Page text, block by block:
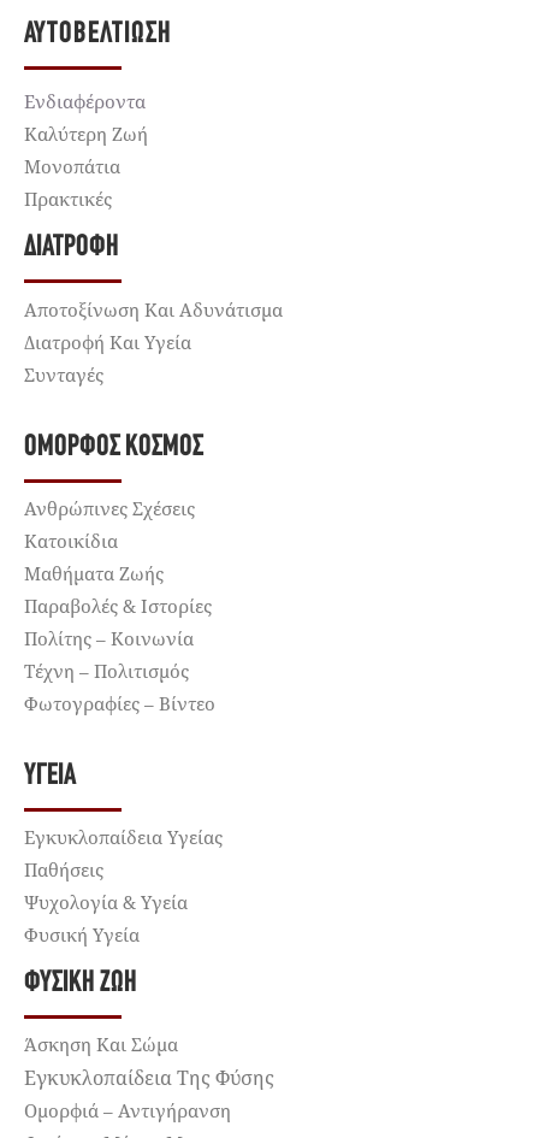
ΑΥΤΟΒΕΛΤΊΩΣΗ
Ενδιαφέροντα
Καλύτερη Ζωή
Μονοπάτια
Πρακτικές
ΔΙΑΤΡΟΦΉ
Αποτοξίνωση Και Αδυνάτισμα
Διατροφή Και Υγεία
Συνταγές
ΌΜΟΡΦΟΣ ΚΌΣΜΟΣ
Ανθρώπινες Σχέσεις
Κατοικίδια
Μαθήματα Ζωής
Παραβολές & Ιστορίες
Πολίτης – Κοινωνία
Τέχνη – Πολιτισμός
Φωτογραφίες – Βίντεο
ΥΓΕΊΑ
Εγκυκλοπαίδεια Υγείας
Παθήσεις
Ψυχολογία & Υγεία
Φυσική Υγεία
ΦΥΣΙΚΉ ΖΩΉ
Άσκηση Και Σώμα
Εγκυκλοπαίδεια Της Φύσης
Ομορφιά – Αντιγήρανση